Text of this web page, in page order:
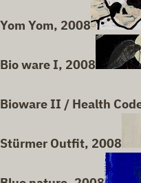
Yom Yom, 2008
Bio ware I, 2008
Bioware II / Health
Stürmer Outfit, 2008